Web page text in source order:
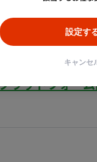
です 〇リモート
ライセンスの貸与
てきた段階でSaaS
き、その後はフロ
ー：1名（CTO
ラットフォー
設定す
キャンセ